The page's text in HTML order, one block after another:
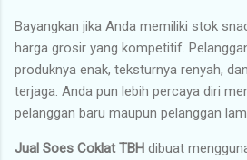
Bayangkan jika Anda memiliki stok
harga grosir yang kompetitif.
produknya enak, teksturnya renyah,
terjaga. Anda pun lebih percaya diri
pelanggan baru maupun pelanggan
Jual Soes Coklat TBH dibuat